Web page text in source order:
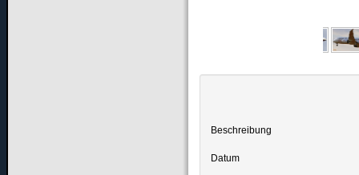
Beschreibung
Datum